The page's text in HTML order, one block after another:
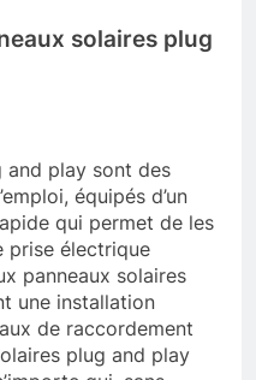
solaires plug
and play sont des
équipés d’un
qui permet de les
prise électrique
panneaux solaires
une installation
de raccordement
plug and play